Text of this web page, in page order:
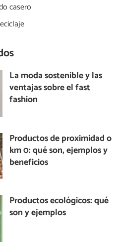
casero
La moda sostenible y las
ventajas sobre el fast
fashion
Productos de proximidad o
km 0: qué son, ejemplos y
beneficios
Productos ecológicos: qué
son y ejemplos